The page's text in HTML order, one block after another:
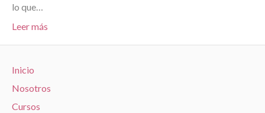
lo que…
Leer más
Inicio
Nosotros
Cursos